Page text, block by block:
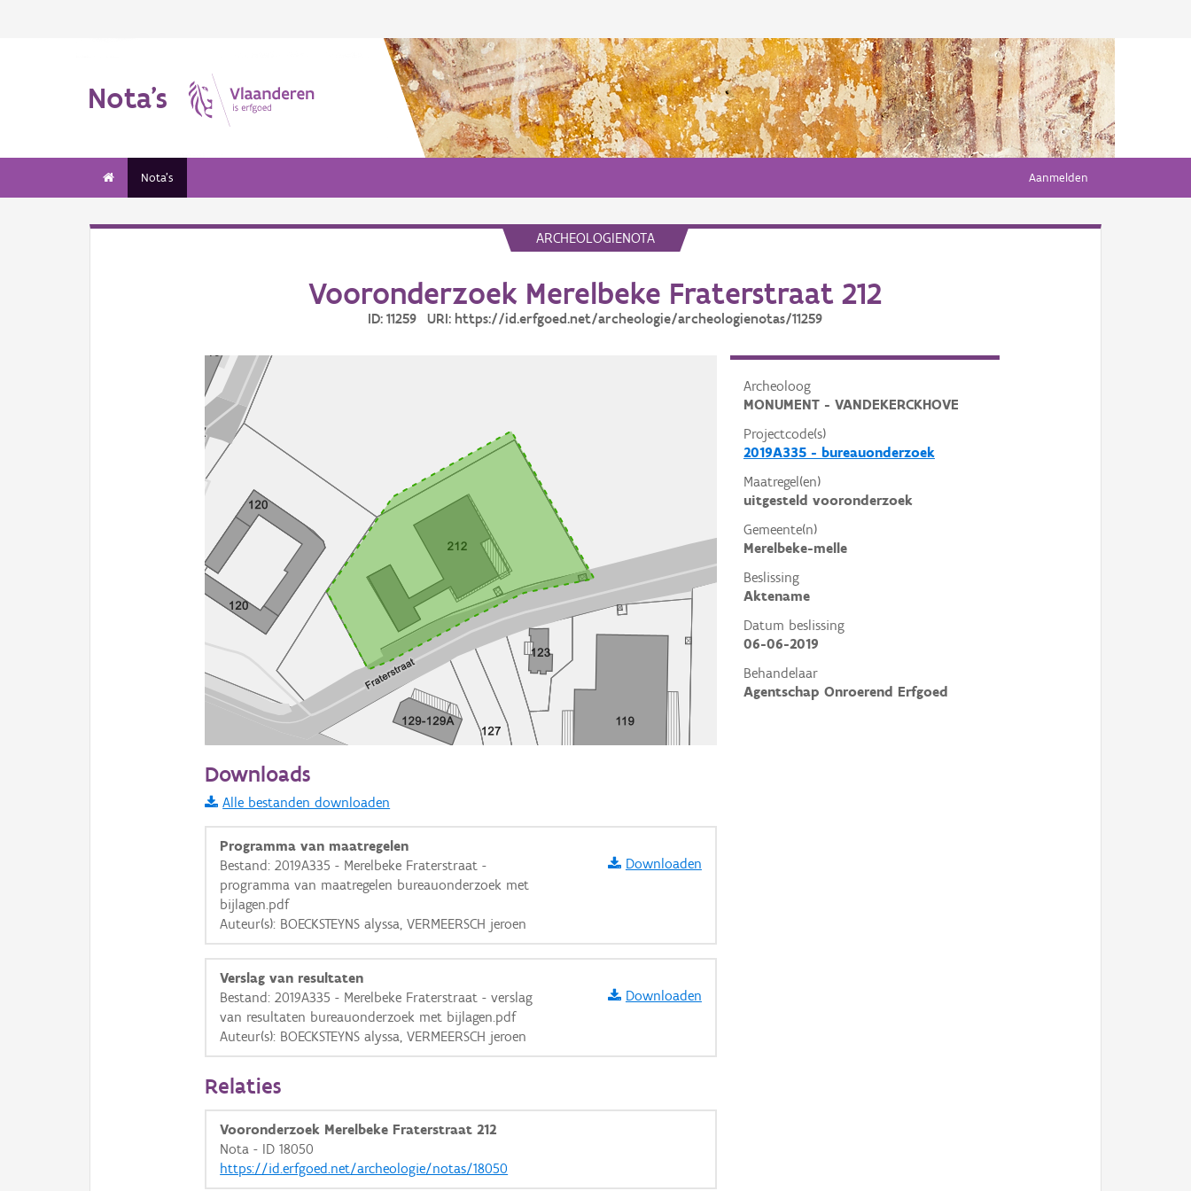
Nota's
Nota's Aanmelden
ARCHEOLOGIENOTA
Vooronderzoek Merelbeke Fraterstraat 212
ID: 11259 URI: https://id.erfgoed.net/archeologie/archeologienotas/11259
Archeoloog
MONUMENT - VANDEKERCKHOVE
Projectcode(s)
2019A335 - bureauonderzoek
Maatregel(en)
uitgesteld vooronderzoek
Gemeente(n)
Merelbeke-melle
Beslissing
Aktename
Datum beslissing
06-06-2019
Behandelaar
Agentschap Onroerend Erfgoed
Informatie Vlaanderen
i
+ −
Basis Lagen
OSM-Basiskaart
Ortho
GRB-Basiskaart
GRB-Basiskaart in grijswaarden
Downloads
Alle bestanden downloaden
Programma van maatregelen
Bestand: 2019A335 - Merelbeke Fraterstraat -
programma van maatregelen bureauonderzoek met
bijlagen.pdf
Auteur(s): BOECKSTEYNS alyssa, VERMEERSCH jeroen
Downloaden
Verslag van resultaten
Bestand: 2019A335 - Merelbeke Fraterstraat - verslag
van resultaten bureauonderzoek met bijlagen.pdf
Auteur(s): BOECKSTEYNS alyssa, VERMEERSCH jeroen
Downloaden
Relaties
Vooronderzoek Merelbeke Fraterstraat 212
Nota - ID 18050
https://id.erfgoed.net/archeologie/notas/18050